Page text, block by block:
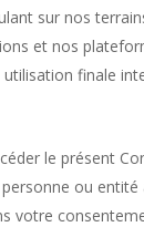
sur nos
et nos
finale
le présent
ou
votre